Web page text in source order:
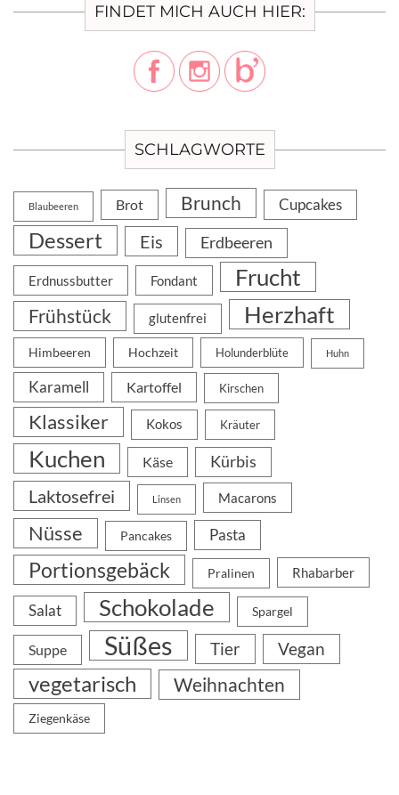
FINDET MICH AUCH HIER:
SCHLAGWORTE
Blaubeeren Brot Brunch Cupcakes
Dessert Eis Erdbeeren
Erdnussbutter Fondant Frucht
Frühstück glutenfrei Herzhaft
Himbeeren Hochzeit Holunderblüte Huhn
Karamell Kartoffel Kirschen
Klassiker Kokos Kräuter
Kuchen Käse Kürbis
Laktosefrei Linsen Macarons
Nüsse Pancakes Pasta
Portionsgebäck Pralinen Rhabarber
Salat Schokolade Spargel
Suppe Süßes Tier Vegan
vegetarisch Weihnachten
Ziegenkäse